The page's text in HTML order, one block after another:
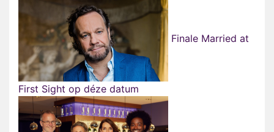
Finale Married at
First Sight op déze datum